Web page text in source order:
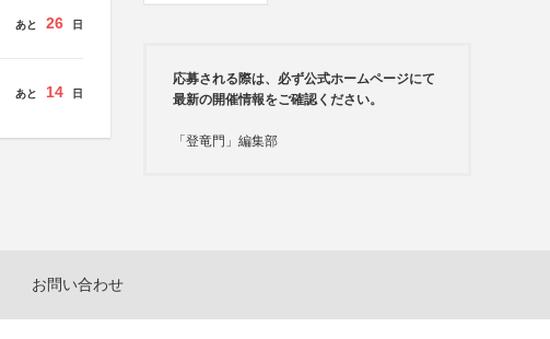
あと 26 日
あと 14 日
応募される際は、必ず公式ホームページにて
最新の開催情報をご確認ください。
「登竜門」編集部
お問い合わせ